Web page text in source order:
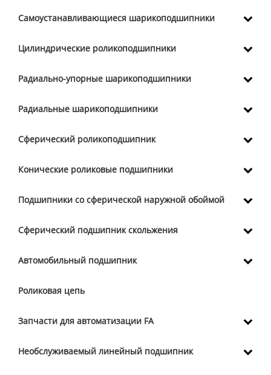
Самоустанавливающиеся шарикоподшипники
Цилиндрические роликоподшипники
Радиально-упорные шарикоподшипники
Радиальные шарикоподшипники
Сферический роликоподшипник
Конические роликовые подшипники
Подшипники со сферической наружной обоймой
Сферический подшипник скольжения
Автомобильный подшипник
Роликовая цепь
Запчасти для автоматизации FA
Необслуживаемый линейный подшипник